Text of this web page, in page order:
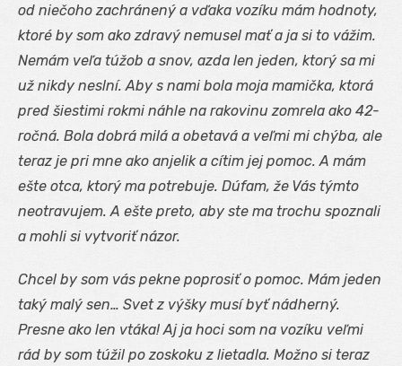
od niečoho zachránený a vďaka vozíku mám hodnoty,
ktoré by som ako zdravý nemusel mať a ja si to vážim.
Nemám veľa túžob a snov, azda len jeden, ktorý sa mi
už nikdy neslní. Aby s nami bola moja mamička, ktorá
pred šiestimi rokmi náhle na rakovinu zomrela ako 42-
ročná. Bola dobrá milá a obetavá a veľmi mi chýba, ale
teraz je pri mne ako anjelik a cítim jej pomoc. A mám
ešte otca, ktorý ma potrebuje. Dúfam, že Vás týmto
neotravujem. A ešte preto, aby ste ma trochu spoznali
a mohli si vytvoriť názor.
Chcel by som vás pekne poprosiť o pomoc. Mám jeden
taký malý sen… Svet z výšky musí byť nádherný.
Presne ako len vtáka! Aj ja hoci som na vozíku veľmi
rád by som túžil po zoskoku z lietadla. Možno si teraz